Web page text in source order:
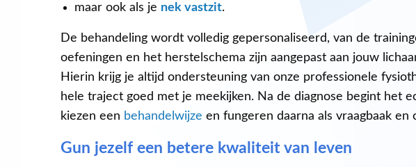
maar ook als je nek vastzit.
De behandeling wordt volledig gepersonaliseerd, van de
oefeningen en het herstelschema zijn aangepast aan jouw
Hierin krijg je altijd ondersteuning van onze professionele
hele traject goed met je meekijken. Na de diagnose begint het
kiezen een behandelwijze en fungeren daarna als vraagbaak en
Gun jezelf een betere kwaliteit van leven